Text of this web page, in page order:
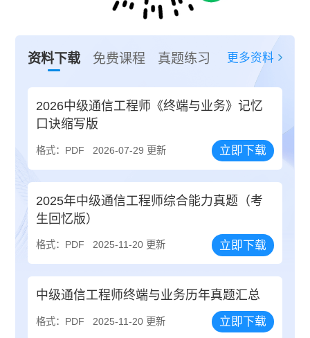
资料下载 免费课程 真题练习 更多资料
2026中级通信工程师《终端与业务》记忆
口诀缩写版
格式：PDF 2026-07-29 更新 立即下载
2025年中级通信工程师综合能力真题（考
生回忆版）
格式：PDF 2025-11-20 更新 立即下载
中级通信工程师终端与业务历年真题汇总
格式：PDF 2025-11-20 更新 立即下载